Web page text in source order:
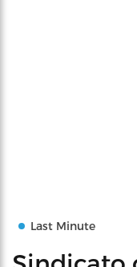
Last Minute